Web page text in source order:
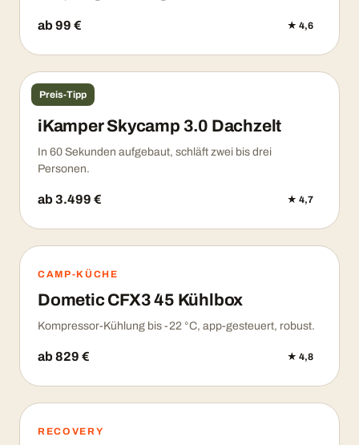
ab 99 € ★ 4,6
Preis-Tipp
CAMPING
iKamper Skycamp 3.0 Dachzelt
In 60 Sekunden aufgebaut, schläft zwei bis drei
Personen.
ab 3.499 € ★ 4,7
CAMP-KÜCHE
Dometic CFX3 45 Kühlbox
Kompressor-Kühlung bis -22 °C, app-gesteuert, robust.
ab 829 € ★ 4,8
RECOVERY